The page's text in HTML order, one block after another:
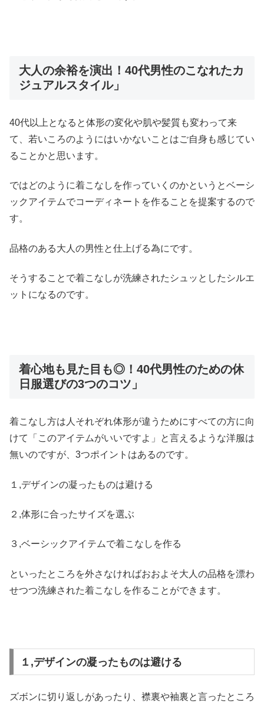
大人の余裕を演出！40代男性のこなれたカ
ジュアルスタイル」
40代以上となると体形の変化や肌や髪質も変わって来
て、若いころのようにはいかないことはご自身も感じてい
ることかと思います。
ではどのように着こなしを作っていくのかというとベーシ
ックアイテムでコーディネートを作ることを提案するので
す。
品格のある大人の男性と仕上げる為にです。
そうすることで着こなしが洗練されたシュッとしたシルエ
ットになるのです。
着心地も見た目も◎！40代男性のための休
日服選びの3つのコツ」
着こなし方は人それぞれ体形が違うためにすべての方に向
けて「このアイテムがいいですよ」と言えるような洋服は
無いのですが、3つポイントはあるのです。
１,デザインの凝ったものは避ける
２,体形に合ったサイズを選ぶ
３,ベーシックアイテムで着こなしを作る
といったところを外さなければおおよそ大人の品格を漂わ
せつつ洗練された着こなしを作ることができます。
１,デザインの凝ったものは避ける
ズボンに切り返しがあったり、襟裏や袖裏と言ったところ